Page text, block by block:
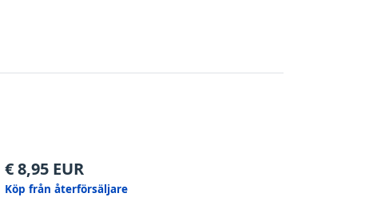
€8,95 EUR
Köp från återförsäljare